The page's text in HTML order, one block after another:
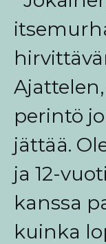
perintö
jättää.
ja 12-
kanssa
kuinka